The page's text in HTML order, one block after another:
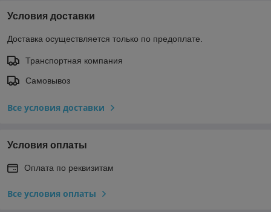
Условия доставки
Доставка осуществляется только по предоплате.
Транспортная компания
Самовывоз
Все условия доставки
Условия оплаты
Оплата по реквизитам
Все условия оплаты